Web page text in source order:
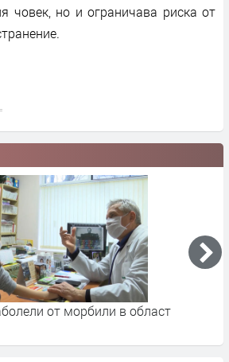
човек, но и ограничава риска от
от морбили в област